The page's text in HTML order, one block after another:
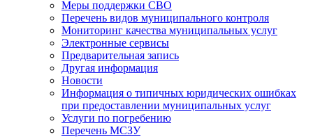
Меры поддержки СВО
Перечень видов муниципального контроля
Мониторинг качества муниципальных услуг
Электронные сервисы
Предварительная запись
Другая информация
Новости
Информация о типичных юридических ошибках
при предоставлении муниципальных услуг
Услуги по погребению
Перечень МСЗУ